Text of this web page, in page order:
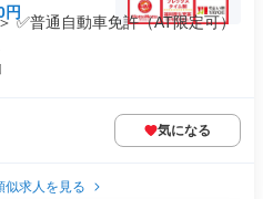
円
✅普通自動車免許（AT限定可）
気になる
似求人を見る